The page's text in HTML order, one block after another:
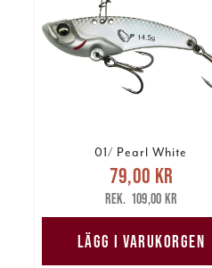
01/ Pearl White
Nuvarande pris
79,00 krTidigare pris
109,00 kr
79,00 kr
109,00 kr
LÄGG I VARUKORGEN